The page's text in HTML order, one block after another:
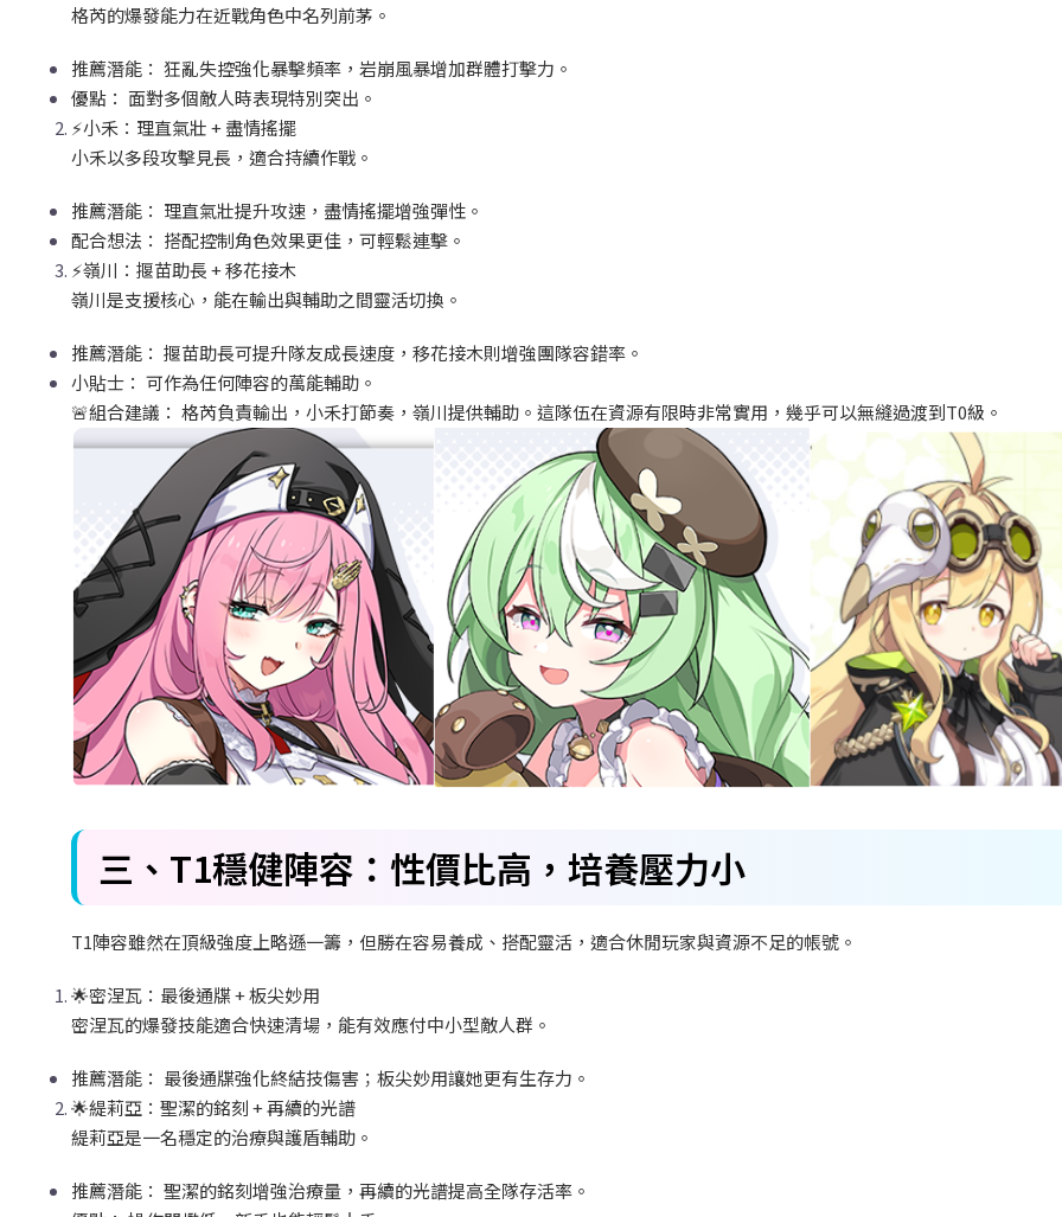
格芮的爆發能力在近戰角色中名列前茅。
推薦潛能： 狂亂失控強化暴擊頻率，岩崩風暴增加群體打擊力。
優點： 面對多個敵人時表現特別突出。
⚡小禾：理直氣壯 +盡情搖擺
小禾以多段攻擊見長，適合持續作戰。
推薦潛能： 理直氣壯提升攻速，盡情搖擺增強彈性。
配合想法： 搭配控制角色效果更佳，可輕鬆連擊。
⚡嶺川：揠苗助長 +移花接木
嶺川是支援核心，能在輸出與輔助之間靈活切換。
推薦潛能： 揠苗助長可提升隊友成長速度，移花接木則增強團隊容錯率。
小貼士： 可作為任何陣容的萬能輔助。
🚨組合建議： 格芮負責輸出，小禾打節奏，嶺川提供輔助。這隊伍在資源有限時非常實用，幾乎可以無縫過渡到T0級。
三、T1穩健陣容：性價比高，培養壓力小
T1陣容雖然在頂級強度上略遜一籌，但勝在容易養成、搭配靈活，適合休閒玩家與資源不足的帳號。
🌟密涅瓦：最後通牒 +板尖妙用
密涅瓦的爆發技能適合快速清場，能有效應付中小型敵人群。
推薦潛能： 最後通牒強化終結技傷害；板尖妙用讓她更有生存力。
🌟緹莉亞：聖潔的銘刻 +再續的光譜
緹莉亞是一名穩定的治療與護盾輔助。
推薦潛能： 聖潔的銘刻增強治療量，再續的光譜提高全隊存活率。